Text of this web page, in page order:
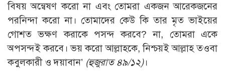
বিষয় অন্বেষণ করো না এবং তোমরা একজন আরেকজনের
পরনিন্দা করো না। তোমাদের কেউ কি তার মৃত ভাইয়ের
গোশত ভক্ষণ করাকে পসন্দ করবে? না, তোমরা একে
অপসন্দই করবে। ভয় করো আল্লাহকে, নিশ্চয়ই আল্লাহ তওবা
কবুলকারী ও দয়াবান’ (হুজুরাত ৪৯/১২)।